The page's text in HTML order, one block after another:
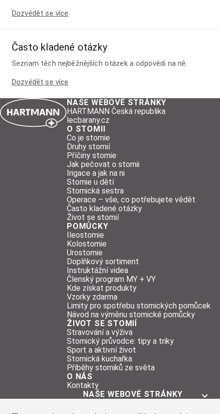
Dozvědět se více
Často kladené otázky
Seznam těch nejběžnějších otázek a odpovědi na ně.
Dozvědět se více
NAŠE WEBOVÉ STRÁNKY
HARTMANN Česká republika
lecbarany.cz
O STOMII
Co je stomie
Druhy stomií
Příčiny stomie
Jak pečovat o stomii
Irigace a jak na ni
Stomie u dětí
Stomická sestra
Operace – vše, co potřebujete vědět
Často kladené otázky
Život se stomií
POMŮCKY
Ileostomie
Kolostomie
Urostomie
Doplňkový sortiment
Instruktážní videa
Členský program MY + VY
Kde získat produkty
Vzorky zdarma
Limity pro spotřebu stomických pomůcek
Návod na výměnu stomické pomůcky
ŽIVOT SE STOMIÍ
Stravování a výživa
Stomický průvodce: tipy a triky
Sport a aktivní život
Stomická kuchařka
Příběhy stomiků ze světa
O NÁS
Kontakty
NAŠE WEBOVÉ STRÁNKY